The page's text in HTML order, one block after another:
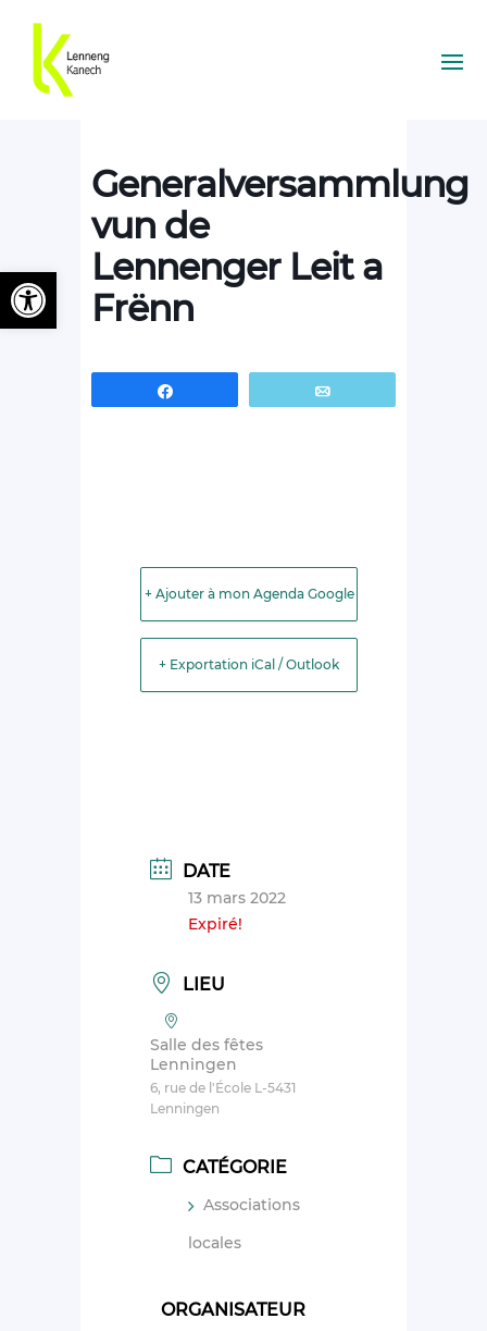
Generalversammlung
vun de
Lennenger Leit a
Frënn
+ Ajouter à mon Agenda Google
+ Exportation iCal / Outlook
DATE
13 mars 2022
Expiré!
LIEU
Salle des fêtes
Lenningen
6, rue de l'École L-5431
Lenningen
CATÉGORIE
Associations
locales
ORGANISATEUR
Ouvrir la barre d’outils